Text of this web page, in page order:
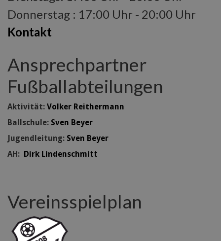
Donnerstag : 17:00 Uhr - 20:00 Uhr
Kontakt
Ansprechpartner
Fußballabteilungen
Aktivität: Volker Reithermann
Ballschule: Sven Beyer
Jugendleitung: Sven Beyer
AH: Dirk Lindenschmitt
Vereinsspielplan